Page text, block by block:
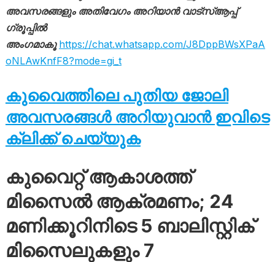
അവസരങ്ങളും അതിവേഗം അറിയാൻ വാട്സ്ആപ്പ്
ഗ്രൂപ്പിൽ
അംഗമാകൂ https://chat.whatsapp.com/J8DppBWsXPaA
oNLAwKnfF8?mode=gi_t
കുവൈത്തിലെ പുതിയ ജോലി
അവസരങ്ങൾ അറിയുവാൻ ഇവിടെ
ക്ലിക്ക് ചെയ്യുക
കുവൈറ്റ് ആകാശത്ത്
മിസൈൽ ആക്രമണം; 24
മണിക്കൂറിനിടെ 5 ബാലിസ്റ്റിക്
മിസൈലുകളും 7